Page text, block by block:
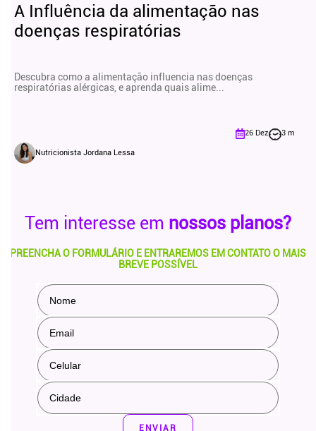
A Influência da alimentação nas
doenças respiratórias
Descubra como a alimentação influencia nas doenças
respiratórias alérgicas, e aprenda quais alime...
Nutricionista Jordana Lessa
26 Dez 3 m
Tem interesse em nossos planos?
PREENCHA O FORMULÁRIO E ENTRAREMOS EM CONTATO O MAIS
BREVE POSSÍVEL
ENVIAR